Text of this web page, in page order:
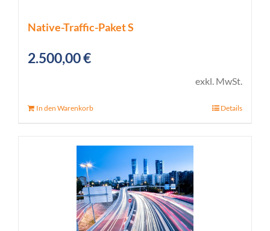
Native-Traffic-Paket S
2.500,00€
exkl. MwSt.
In den Warenkorb Details